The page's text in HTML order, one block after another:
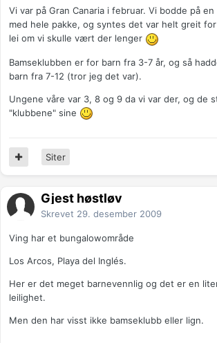
Vi var på Gran Canaria i februar. Vi bodde på en
med hele pakke, og syntes det var helt greit
lei om vi skulle vært der lenger
Bamseklubben er for barn fra 3-7 år, og så
barn fra 7-12 (tror jeg det var).
Ungene våre var 3, 8 og 9 da vi var der, og de
"klubbene" sine
Siter
Gjest høstløv
Skrevet 29. desember 2009
Ving har et bungalowområde
Los Arcos, Playa del Inglés.
Her er det meget barnevennlig og det er en
leilighet.
Men den har visst ikke bamseklubb eller lign.